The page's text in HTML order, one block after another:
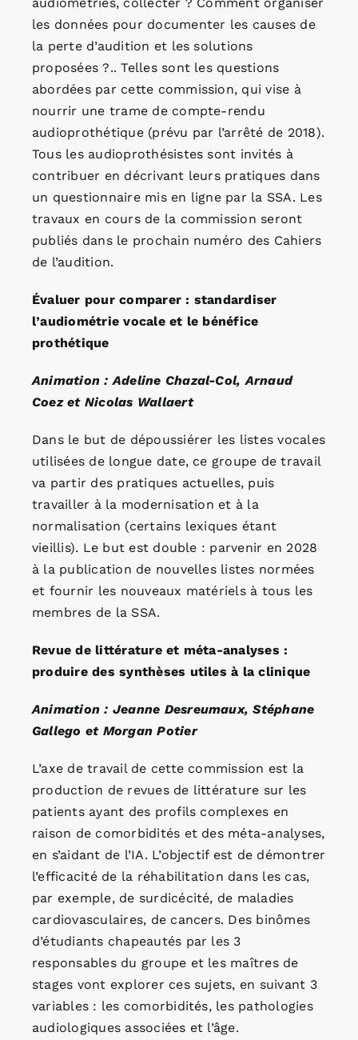
les données pour documenter les causes de
la perte d’audition et les solutions
proposées ?.. Telles sont les questions
abordées par cette commission, qui vise à
nourrir une trame de compte-rendu
audioprothétique (prévu par l’arrêté de 2018).
Tous les audioprothésistes sont invités à
contribuer en décrivant leurs pratiques dans
un questionnaire mis en ligne par la SSA. Les
travaux en cours de la commission seront
publiés dans le prochain numéro des Cahiers
de l’audition.
Évaluer pour comparer : standardiser
l’audiométrie vocale et le bénéfice
prothétique
Animation : Adeline Chazal-Col, Arnaud
Coez et Nicolas Wallaert
Dans le but de dépoussiérer les listes vocales
utilisées de longue date, ce groupe de travail
va partir des pratiques actuelles, puis
travailler à la modernisation et à la
normalisation (certains lexiques étant
vieillis). Le but est double : parvenir en 2028
à la publication de nouvelles listes normées
et fournir les nouveaux matériels à tous les
membres de la SSA.
Revue de littérature et méta-analyses :
produire des synthèses utiles à la clinique
Animation : Jeanne Desreumaux, Stéphane
Gallego et Morgan Potier
L’axe de travail de cette commission est la
production de revues de littérature sur les
patients ayant des profils complexes en
raison de comorbidités et des méta-analyses,
en s’aidant de l’IA. L’objectif est de démontrer
l’efficacité de la réhabilitation dans les cas,
par exemple, de surdicécité, de maladies
cardiovasculaires, de cancers. Des binômes
d’étudiants chapeautés par les 3
responsables du groupe et les maîtres de
stages vont explorer ces sujets, en suivant 3
variables : les comorbidités, les pathologies
audiologiques associées et l’âge.